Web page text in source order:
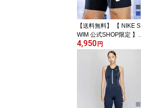
【送料無料】 【 NIKE S
WIM 公式SHOP限定 】
ナイキ メンズ 男性 水着
フィットネス EC カラー
ステッチ ロングスパッツ
2992071 かっこいい カ
ッコイイ ネット限定 S M
L XL 2XL スイミング フ
ットマーク
4,950 円